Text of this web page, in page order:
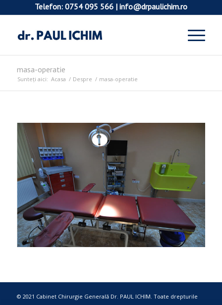
Telefon: 0754 095 566| info@drpaulichim.ro
masa-operatie
Sunteți aici: Acasa / Despre / masa-operatie
© 2021 Cabinet Chirurgie Generală Dr. PAUL ICHIM. Toate drepturile